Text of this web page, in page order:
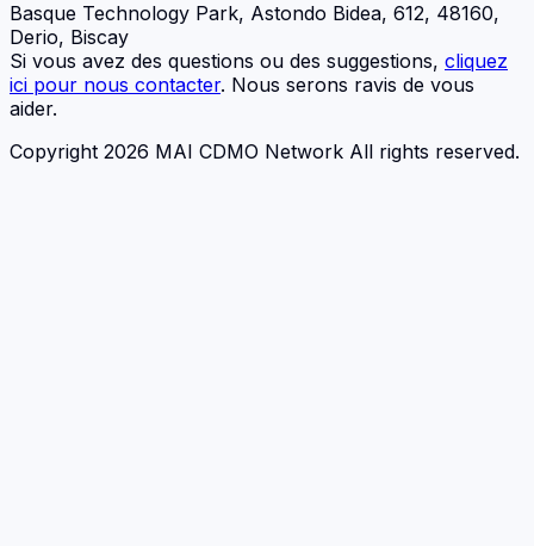
Basque Technology Park, Astondo Bidea, 612, 48160,
Derio, Biscay
Si vous avez des questions ou des suggestions, cliquez
ici pour nous contacter. Nous serons ravis de vous
aider.
Copyright 2026 MAI CDMO Network All rights reserved.